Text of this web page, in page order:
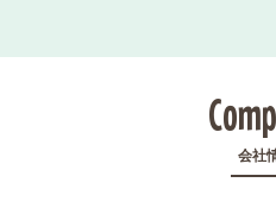
会社